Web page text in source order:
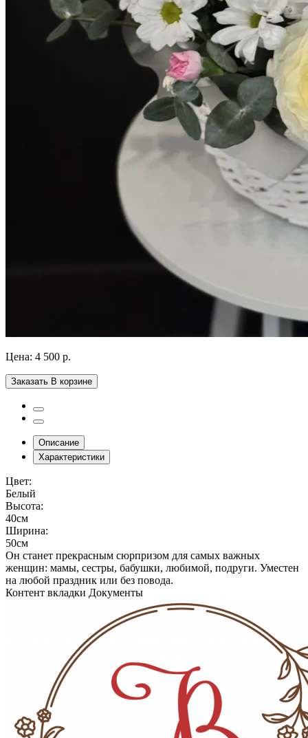
Цена: 4 500 р.
Заказать В корзине
Описание
Характеристики
Цвет:
Белый
Высота:
40см
Ширина:
50см
Он станет прекрасным сюрпризом для самых важных
женщин: мамы, сестры, бабушки, любимой, подруги. Уместен
на любой праздник или без повода.
Контент вкладки Документы